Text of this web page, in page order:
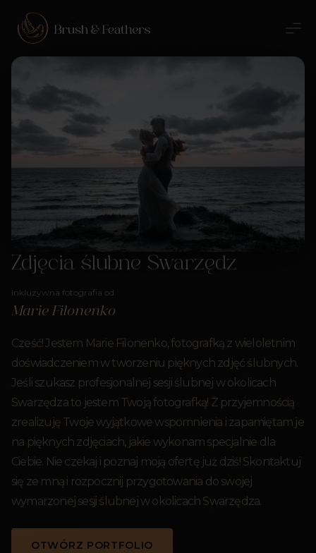
Zdjęcia ślubne Swarzędz
Inkluzywna fotografia od
Marie Filonenko
Cześć! Jestem Marie Filonenko, fotografką z wieloletnim
doświadczeniem w tworzeniu pięknych zdjęć ślubnych.
Jeśli szukasz profesjonalnej sesji ślubnej w okolicach
Swarzędza to jestem Twoją fotografką! Z przyjemnością
zrealizuję Twoje wyjątkowe wspomnienia i zapamiętam je
na pięknych zdjęciach, jakie wykonam specjalnie dla
Ciebie. Nie czekaj i poznaj moją ofertę już dziś! Skontaktuj
się ze mną i rozpocznij przygotowania do swojej
wymarzonej sesji ślubnej w okolicach Swarzędza.
OTWÓRZ PORTFOLIO